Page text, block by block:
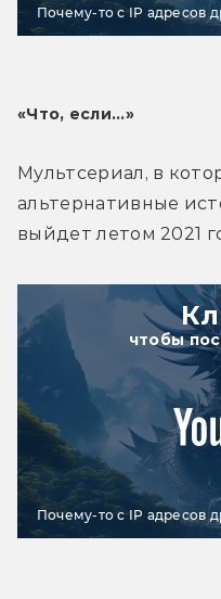
Почему-то с IP адресов
«Что, если...»
Мультсериал, в
альтернативные
выйдет летом 2021
чтобы
Почему-то с IP адресов